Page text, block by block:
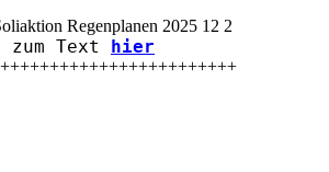
zum Text hier